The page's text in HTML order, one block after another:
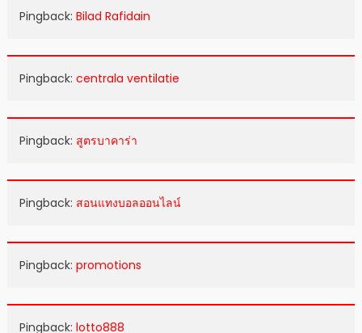
Pingback: Bilad Rafidain
Pingback: centrala ventilatie
Pingback: สูตรบาคาร่า
Pingback: สอนแทงบอลออนไลน์
Pingback: promotions
Pingback: lotto888